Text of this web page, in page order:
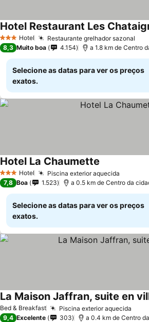
3 EstrelasHotel Restaurante grelhador sazonal
Hotel Restaurant Les
8,3 Muito boa 4.154 a 1.8 km de Centro
Selecione as datas para ver os preços
exatos.
3 EstrelasHotel Piscina exterior aquecida
Hotel La Chaumette
7,8 Boa 1.523 a 0.5 km de Centro da
Selecione as datas para ver os preços
exatos.
Bed & Breakfast Piscina exterior aquecida
La Maison Jaffran, suite en
9,4 Excelente 303 a 0.4 km de Centro